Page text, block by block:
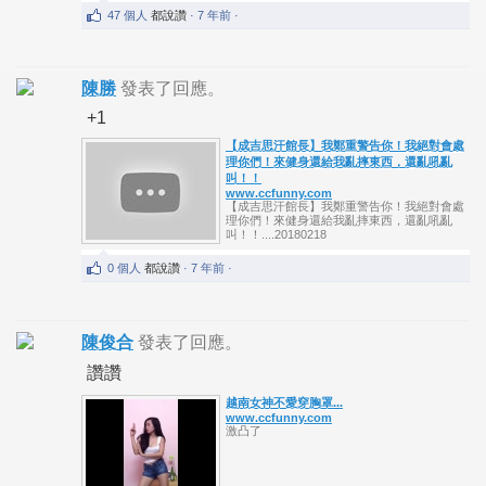
47 個人 都說讚 · 7 年前 ·
陳勝 發表了回應。
+1
【成吉思汗館長】我鄭重警告你！我絕對會處
理你們！來健身還給我亂摔東西，還亂吼亂
叫！！
www.ccfunny.com
【成吉思汗館長】我鄭重警告你！我絕對會處
理你們！來健身還給我亂摔東西，還亂吼亂
叫！！....20180218
0 個人 都說讚 · 7 年前 ·
陳俊合 發表了回應。
讚讚
越南女神不愛穿胸罩...
www.ccfunny.com
激凸了